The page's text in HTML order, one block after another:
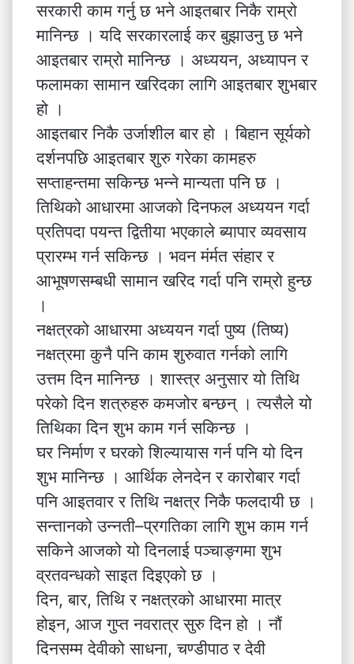
सरकारी काम गर्नु छ भने आइतबार निकै राम्रो
मानिन्छ । यदि सरकारलाई कर बुझाउनु छ भने
आइतबार राम्रो मानिन्छ । अध्ययन, अध्यापन र
फलामका सामान खरिदका लागि आइतबार शुभबार
हो ।
आइतबार निकै उर्जाशील बार हो । बिहान सूर्यको
दर्शनपछि आइतबार शुरु गरेका कामहरु
सप्ताहन्तमा सकिन्छ भन्ने मान्यता पनि छ ।
तिथिको आधारमा आजको दिनफल अध्ययन गर्दा
प्रतिपदा पयन्त द्वितीया भएकाले ब्यापार व्यवसाय
प्रारम्भ गर्न सकिन्छ । भवन मंर्मत संहार र
आभूषणसम्बधी सामान खरिद गर्दा पनि राम्रो हुन्छ
।
नक्षत्रको आधारमा अध्ययन गर्दा पुष्य (तिष्य)
नक्षत्रमा कुनै पनि काम शुरुवात गर्नको लागि
उत्तम दिन मानिन्छ । शास्त्र अनुसार यो तिथि
परेको दिन शत्रुहरु कमजोर बन्छन् । त्यसैले यो
तिथिका दिन शुभ काम गर्न सकिन्छ ।
घर निर्माण र घरको शिल्यायास गर्न पनि यो दिन
शुभ मानिन्छ । आर्थिक लेनदेन र कारोबार गर्दा
पनि आइतवार र तिथि नक्षत्र निकै फलदायी छ ।
सन्तानको उन्नती–प्रगतिका लागि शुभ काम गर्न
सकिने आजको यो दिनलाई पञ्चाङ्गमा शुभ
व्रतवन्धको साइत दिइएको छ ।
दिन, बार, तिथि र नक्षत्रको आधारमा मात्र
होइन, आज गुप्त नवरात्र सुरु दिन हो । नौं
दिनसम्म देवीको साधना, चण्डीपाठ र देवी